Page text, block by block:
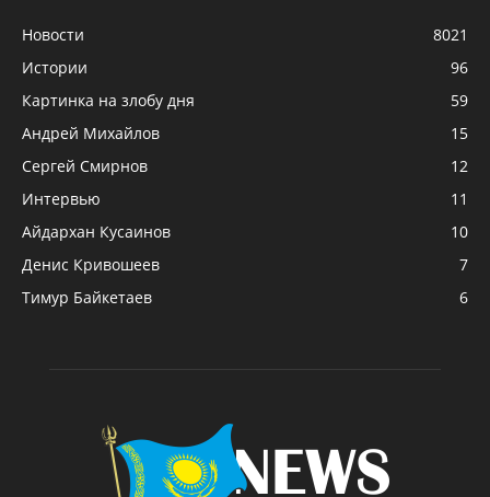
Новости
8021
Истории
96
Картинка на злобу дня
59
Андрей Михайлов
15
Сергей Смирнов
12
Интервью
11
Айдархан Кусаинов
10
Денис Кривошеев
7
Тимур Байкетаев
6